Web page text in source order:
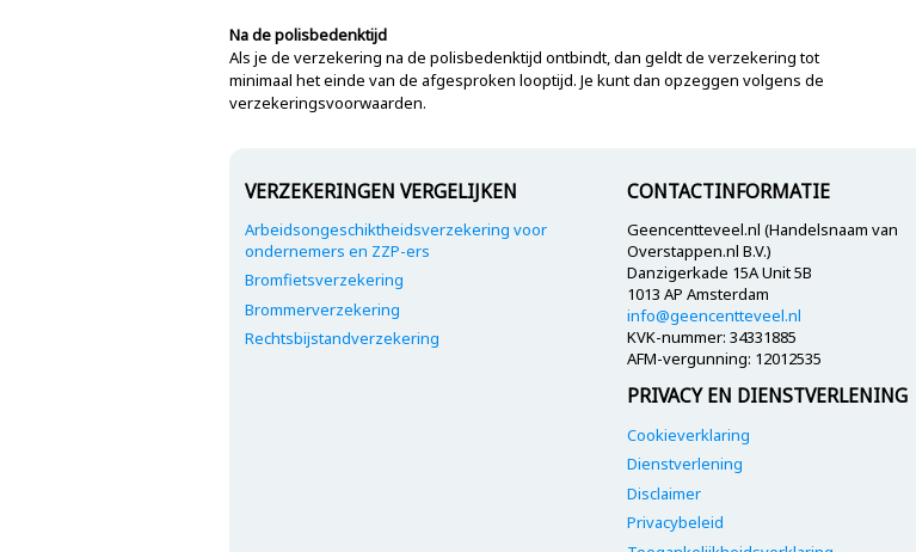
Na de polisbedenktijd
Als je de verzekering na de polisbedenktijd ontbindt, dan geldt de verzekering tot
minimaal het einde van de afgesproken looptijd. Je kunt dan opzeggen volgens de
verzekeringsvoorwaarden.
VERZEKERINGEN VERGELIJKEN
Arbeidsongeschiktheidsverzekering voor
ondernemers en ZZP-ers
Bromfietsverzekering
Brommerverzekering
Rechtsbijstandverzekering
CONTACTINFORMATIE
Geencentteveel.nl (Handelsnaam van
Overstappen.nl B.V.)
Danzigerkade 15A Unit 5B
1013 AP Amsterdam
info@geencentteveel.nl
KVK-nummer: 34331885
AFM-vergunning: 12012535
PRIVACY EN DIENSTVERLENING
Cookieverklaring
Dienstverlening
Disclaimer
Privacybeleid